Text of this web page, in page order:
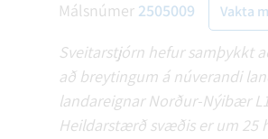
Málsnúmer 2505009 Vakta
Sveitarstjórn hefur samþykkt
að breytingum á núverandi
landareignar Norður-Nýibær
Heildarstærð svæðis er um 25